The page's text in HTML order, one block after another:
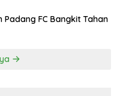
Padang FC Bangkit Tahan